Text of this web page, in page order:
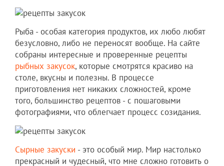
Рыба - особая категория продуктов, их любо любят
безусловно, либо не переносят вообще. На сайте
собраны интересные и проверенные рецепты
рыбных закусок, которые смотрятся красиво на
столе, вкусны и полезны. В процессе
приготовления нет никаких сложностей, кроме
того, большинство рецептов - с пошаговыми
фотографиями, что облегчает процесс созидания.
Сырные закуски - это особый мир. Мир настолько
прекрасный и чудесный, что мне сложно готовить о